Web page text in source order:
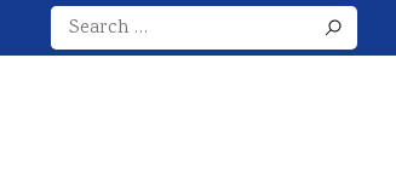
Search
for: